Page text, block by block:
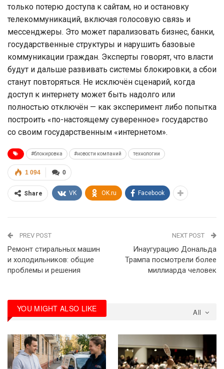
только потерю доступа к сайтам, но и остановку
телекоммуникаций, включая голосовую связь и
мессенджеры. Это может парализовать бизнес, банки,
государственные структуры и нарушить базовые
коммуникации граждан. Эксперты говорят, что власти
будут и дальше развивать системы блокировки, а сбои
станут повторяться. Не исключён сценарий, когда
доступ к интернету может быть надолго или
полностью отключён — как эксперимент либо попытка
построить «по-настоящему суверенное» государство
со своим государственным «интернетом».
#блокировка #новости компаний технологии
0
1 094
Share VK OK.ru Facebook
PREV POST
Ремонт стиральных машин
и холодильников: общие
проблемы и решения
NEXT POST
Инаугурацию Дональда
Трампа посмотрели более
миллиарда человек
All
YOU MIGHT ALSO LIKE